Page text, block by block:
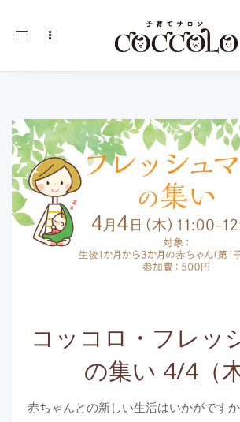
Toggle
コッコロ・フレッ
の集い 4/4（木
赤ちゃんとの新しい生活はいかがですか